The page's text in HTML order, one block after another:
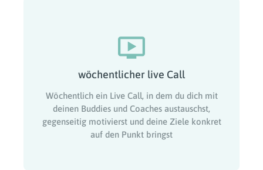
wöchentlicher live Call
Wöchentlich ein Live Call, in dem du dich mit
deinen Buddies und Coaches austauschst,
gegenseitig motivierst und deine Ziele konkret
auf den Punkt bringst